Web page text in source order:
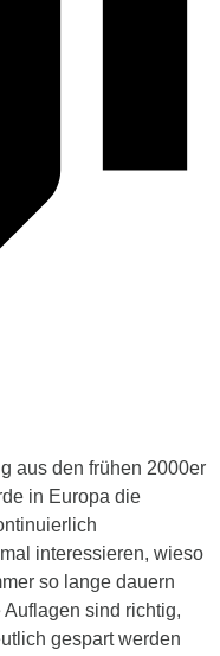
aus den frühen 2000er
in Europa die
interessieren, wieso
so lange dauern
sind richtig,
gespart werden